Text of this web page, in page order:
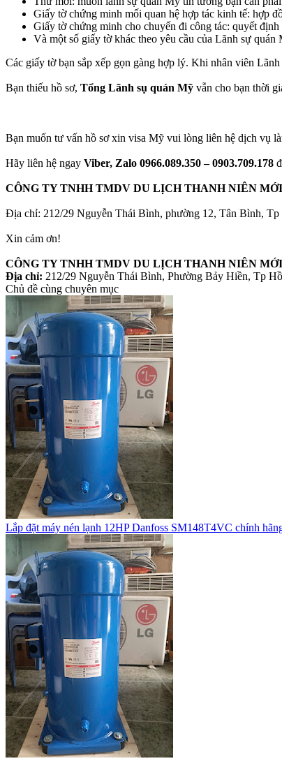
Giấy tờ chứng minh mối quan hệ hợp tác kinh tế: hợp
Giấy tờ chứng minh cho chuyến đi công tác: quyết
Và một số giấy tờ khác theo yêu cầu của Lãnh sự quán
Các giấy tờ bạn sắp xếp gọn gàng hợp lý. Khi nhân viên
Bạn thiếu hồ sơ, Tổng Lãnh sụ quán Mỹ vẫn cho bạn thời
Bạn muốn tư vấn hồ sơ xin visa Mỹ vui lòng liên hệ dịch vụ
Hãy liên hệ ngay Viber, Zalo 0966.089.350 – 0903.709.178
CÔNG TY TNHH TMDV DU LỊCH THANH NIÊN MỚI
Địa chỉ: 212/29 Nguyễn Thái Bình, phường 12, Tân Bình,
Xin cảm ơn!
CÔNG TY TNHH TMDV DU LỊCH THANH NIÊN MỚI
Địa chỉ: 212/29 Nguyễn Thái Bình, Phường Bảy Hiền, Tp
Chủ đề cùng chuyên mục
Lắp đặt máy nén lạnh 12HP Danfoss SM148T4VC chính